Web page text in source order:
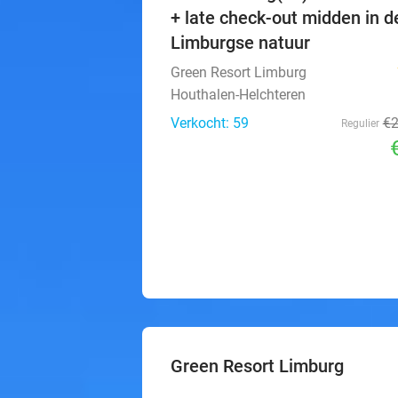
+ late check-out midden in
Limburgse natuur
Green Resort Limburg
Houthalen-Helchteren
Verkocht: 59
Regulier
Green Resort Limburg